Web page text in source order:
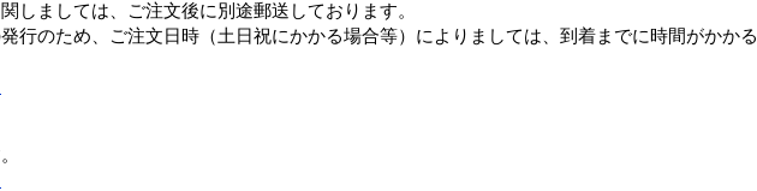
しましては、ご注文後に別途郵送しております。
行のため、ご注文日時（土日祝にかかる場合等）によりましては、到着までに時間がかかる